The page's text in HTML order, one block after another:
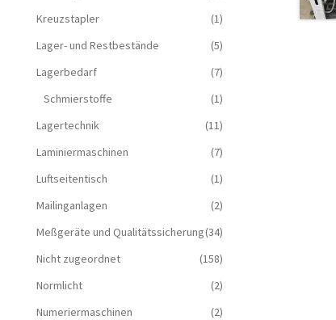
Kreuzstapler
(1)
Lager- und Restbestände
(5)
Lagerbedarf
(7)
Schmierstoffe
(1)
Lagertechnik
(11)
Laminiermaschinen
(7)
Luftseitentisch
(1)
Mailinganlagen
(2)
Meßgeräte und Qualitätssicherung(34)
Nicht zugeordnet
(158)
Normlicht
(2)
Numeriermaschinen
(2)